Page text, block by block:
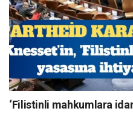
‘Filistinli mahkumlara